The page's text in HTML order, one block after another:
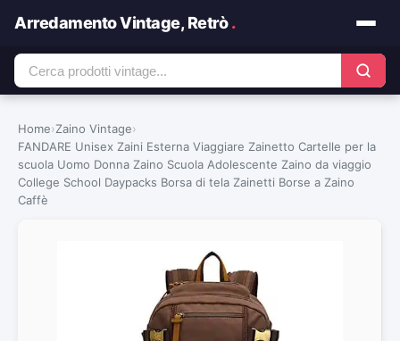
Arredamento Vintage, Retrò.
Home›Zaino Vintage›
FANDARE Unisex Zaini Esterna Viaggiare Zainetto Cartelle per la
scuola Uomo Donna Zaino Scuola Adolescente Zaino da viaggio
College School Daypacks Borsa di tela Zainetti Borse a Zaino
Caffè